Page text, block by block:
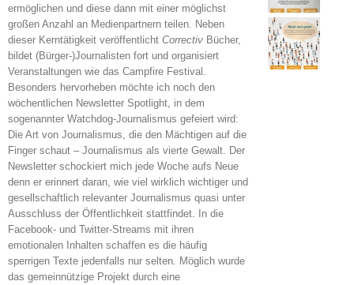
ermöglichen und diese dann mit einer möglichst
großen Anzahl an Medienpartnern teilen. Neben
dieser Kerntätigkeit veröffentlicht Correctiv Bücher,
bildet (Bürger-)Journalisten fort und organisiert
Veranstaltungen wie das Campfire Festival.
Besonders hervorheben möchte ich noch den
wöchentlichen Newsletter Spotlight, in dem
sogenannter Watchdog-Journalismus gefeiert wird:
Die Art von Journalismus, die den Mächtigen auf die
Finger schaut – Journalismus als vierte Gewalt. Der
Newsletter schockiert mich jede Woche aufs Neue
denn er erinnert daran, wie viel wirklich wichtiger und
gesellschaftlich relevanter Journalismus quasi unter
Ausschluss der Öffentlichkeit stattfindet. In die
Facebook- und Twitter-Streams mit ihren
emotionalen Inhalten schaffen es die häufig
sperrigen Texte jedenfalls nur selten. Möglich wurde
das gemeinnützige Projekt durch eine